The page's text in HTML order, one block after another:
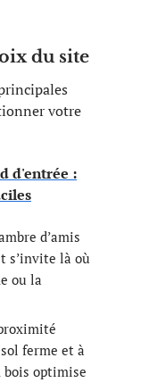
du site
votre
d'entrée :
d’amis
s’invite là où
ou la
ferme et à
bois optimise